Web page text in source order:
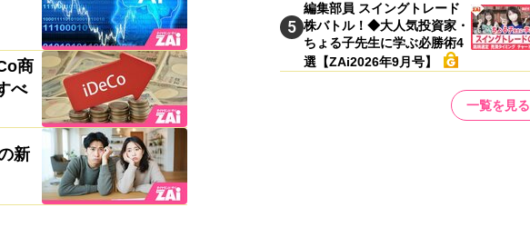
商
べ
新
5
編集部員 スイングトレード
株バトル！◆大人気投資家・
ちょる子先生に学ぶ必勝術4
選【ZAi2026年9月号】
一覧を見る